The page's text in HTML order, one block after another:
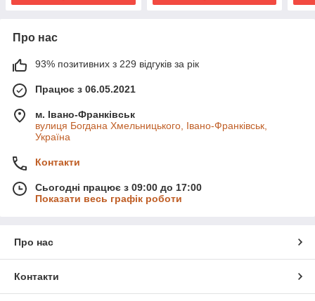
Про нас
93% позитивних з 229 відгуків за рік
Працює з 06.05.2021
м. Івано-Франківськ
вулиця Богдана Хмельницького, Івано-Франківськ,
Україна
Контакти
Сьогодні працює з 09:00 до 17:00
Показати весь графік роботи
Про нас
Контакти